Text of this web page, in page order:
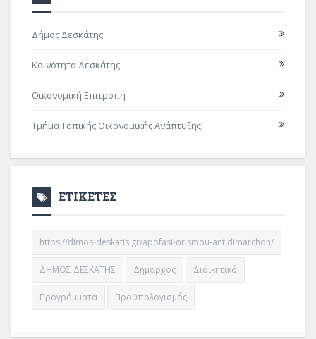
Δήμος Δεσκάτης
Κοινότητα Δεσκάτης
Οικονομική Επιτροπή
Τμήμα Τοπικής Οικονομικής Ανάπτυξης
ΕΤΙΚΕΤΕΣ
https://dimos-deskatis.gr/apofasi-orismou-antidimarchon/
ΔΗΜΟΣ ΔΕΣΚΑΤΗΣ Δήμαρχος Διοικητικά
Προγράμματα Προϋπολογισμός